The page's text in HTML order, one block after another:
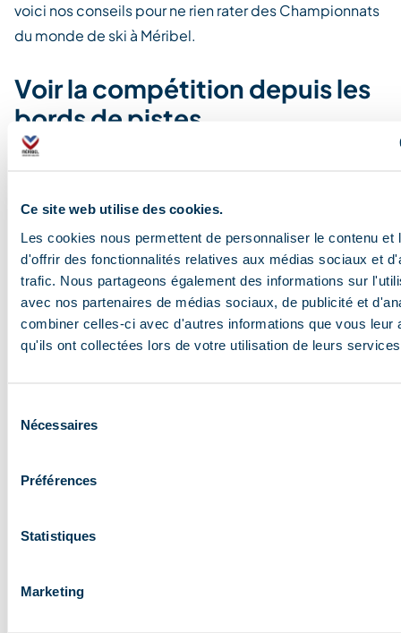
Ce site web utilise des cookies.
Les cookies nous permettent de personnaliser le contenu et
d'offrir des fonctionnalités relatives aux médias sociaux et
trafic. Nous partageons également des informations sur
avec nos partenaires de médias sociaux, de publicité et
combiner celles-ci avec d'autres informations que vous leur
qu'ils ont collectées lors de votre utilisation de leurs
Nécessaires
Préférences
Statistiques
Marketing
voici nos conseils pour ne rien rater des Championnats
du monde de ski à Méribel.
Voir la compétition depuis les
bords de pistes
serez ainsi au plus près des athlètes de renommée
mondiale qui font la magie de cet événement. L’accès
est libre en bord de piste mais vous pouvez également
rejoindre les meilleurs points de vue à skis grâce à la
formule VIP ! Cette offre VIP À SKI vous permet de
Profiter de l’ambiance festive